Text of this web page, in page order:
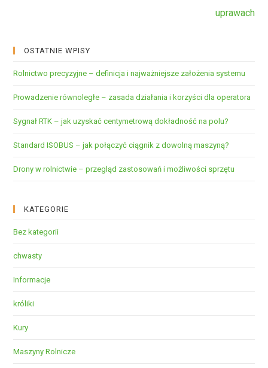
uprawach
OSTATNIE WPISY
Rolnictwo precyzyjne – definicja i najważniejsze założenia systemu
Prowadzenie równoległe – zasada działania i korzyści dla operatora
Sygnał RTK – jak uzyskać centymetrową dokładność na polu?
Standard ISOBUS – jak połączyć ciągnik z dowolną maszyną?
Drony w rolnictwie – przegląd zastosowań i możliwości sprzętu
KATEGORIE
Bez kategorii
chwasty
Informacje
króliki
Kury
Maszyny Rolnicze